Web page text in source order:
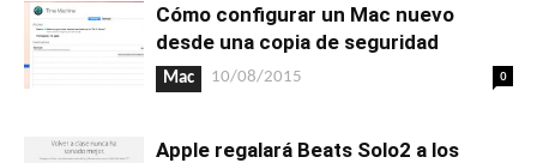
Cómo configurar un Mac nuevo
desde una copia de seguridad
Mac 10/08/2015 0
Apple regalará Beats Solo2 a los